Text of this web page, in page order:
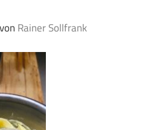
Rainer Sollfrank